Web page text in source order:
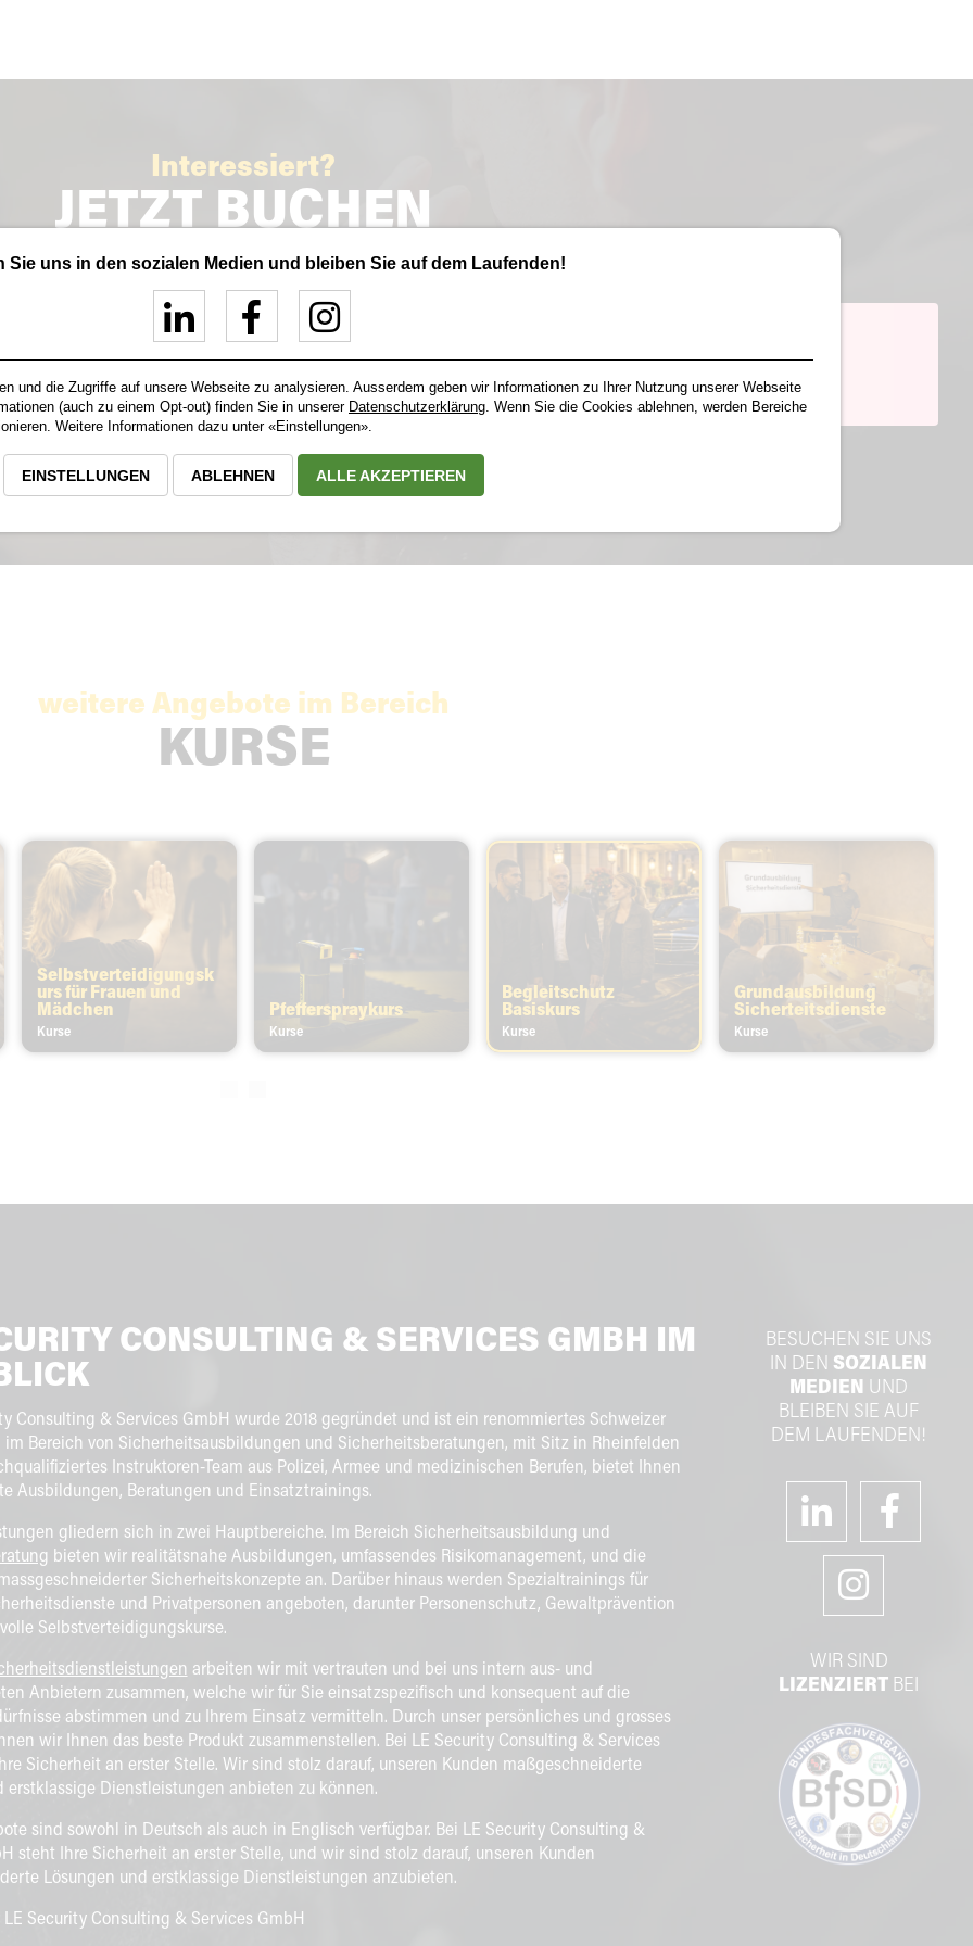
Interessiert?
JETZT BUCHEN
Cookie-Einstellungen aufrufen
weitere Angebote im Bereich
KURSE
Selbstverteidigungsk
urs für Frauen und
Mädchen
Kurse
Pfefferspraykurs
Kurse
Begleitschutz
Basiskurs
Kurse
Grundausbildung
Sicherteitsdienste
Kurse
CONSULTING & SERVICES GMBH IM
Consulting & Services GmbH wurde 2018 gegründet und ist ein renommiertes Schweizer
im Bereich von Sicherheitsausbildungen und Sicherheitsberatungen, mit Sitz in Rheinfelden
Instruktoren-Team aus Polizei, Armee und medizinischen Berufen, bietet Ihnen
Ausbildungen, Beratungen und Einsatztrainings.
gliedern sich in zwei Hauptbereiche. Im Bereich Sicherheitsausbildung und
bieten wir realitätsnahe Ausbildungen, umfassendes Risikomanagement, und die
Sicherheitskonzepte an. Darüber hinaus werden Spezialtrainings für
und Privatpersonen angeboten, darunter Personenschutz, Gewaltprävention
Selbstverteidigungskurse.
arbeiten wir mit vertrauten und bei uns intern aus- und
Anbietern zusammen, welche wir für Sie einsatzspezifisch und konsequent auf die
abstimmen und zu Ihrem Einsatz vermitteln. Durch unser persönliches und grosses
wir Ihnen das beste Produkt zusammenstellen. Bei LE Security Consulting & Services
Sicherheit an erster Stelle. Wir sind stolz darauf, unseren Kunden maßgeschneiderte
erstklassige Dienstleistungen anbieten zu können.
sind sowohl in Deutsch als auch in Englisch verfügbar. Bei LE Security Consulting &
steht Ihre Sicherheit an erster Stelle, und wir sind stolz darauf, unseren Kunden
Lösungen und erstklassige Dienstleistungen anzubieten.
LE Security Consulting & Services GmbH
BESUCHEN SIE UNS
IN DEN SOZIALEN
MEDIEN UND
BLEIBEN SIE AUF
DEM LAUFENDEN!
WIR SIND
LIZENZIERT BEI
Sie uns in den sozialen Medien und bleiben Sie auf dem Laufenden!
und die Zugriffe auf unsere Webseite zu analysieren. Ausserdem geben wir Informationen zu Ihrer Nutzung unserer Webseite
(auch zu einem Opt-out) finden Sie in unserer Datenschutzerklärung. Wenn Sie die Cookies ablehnen, werden Bereiche
Weitere Informationen dazu unter «Einstellungen».
EINSTELLUNGEN ABLEHNEN ALLE AKZEPTIEREN